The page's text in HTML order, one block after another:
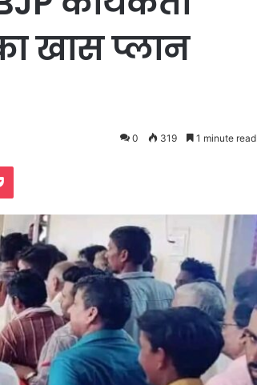
खास प्लान
0 319 1 minute read
Pocket